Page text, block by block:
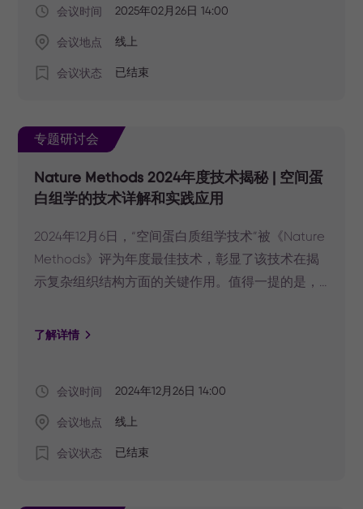
会议时间 2025年02月26日 14:00
会议地点 线上
会议状态 已结束
专题研讨会
Nature Methods 2024年度技术揭秘 | 空间蛋
白组学的技术详解和实践应用
2024年12月6日，“空间蛋白质组学技术”被《Nature
Methods》评为年度最佳技术，彰显了该技术在揭
示复杂组织结构方面的关键作用。值得一提的是，
《Nature Methods》对空间组学技术的再次关注。
广度。
了解详情
会议时间 2024年12月26日 14:00
会议地点 线上
会议状态 已结束